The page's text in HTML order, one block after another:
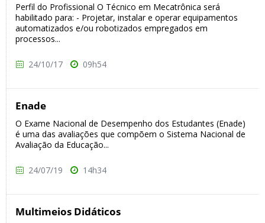
Perfil do Profissional O Técnico em Mecatrônica será
habilitado para: - Projetar, instalar e operar equipamentos
automatizados e/ou robotizados empregados em
processos...
24/10/17 09h54
Enade
O Exame Nacional de Desempenho dos Estudantes (Enade)
é uma das avaliações que compõem o Sistema Nacional de
Avaliação da Educação...
24/07/19 14h34
Multimeios Didáticos